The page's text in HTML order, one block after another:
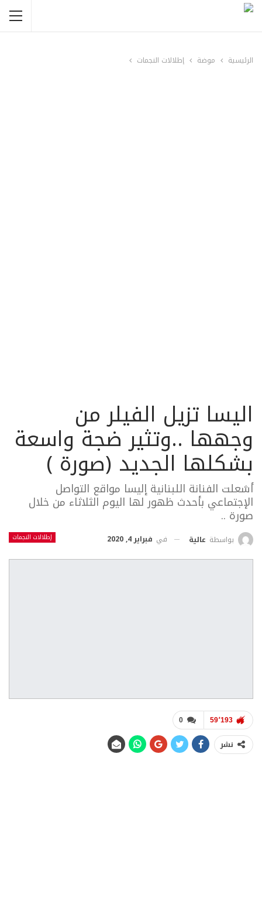
الرئيسية موضة إطلالات النجمات
اليسا تزيل الفيلر من
وجهها ..وتثير ضجة واسعة
بشكلها الجديد (صورة )
أشعلت الفنانة اللبنانية إليسا مواقع التواصل
الإجتماعي بأحدث ظهور لها اليوم الثلاثاء من خلال
صورة ..
إطلالات النجمات بواسطة عالية في فبراير 4, 2020
0 59٬193
نشر